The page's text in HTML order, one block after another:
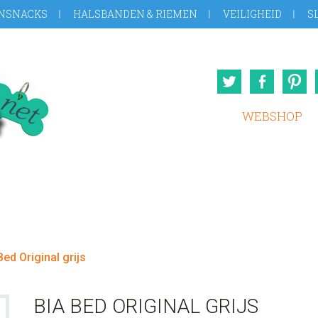
HALSBANDEN & RIEMEN VEILIGHEID
Twitter
WEBSHOP
Original grijs
BIA BED ORIGINAL GRIJS